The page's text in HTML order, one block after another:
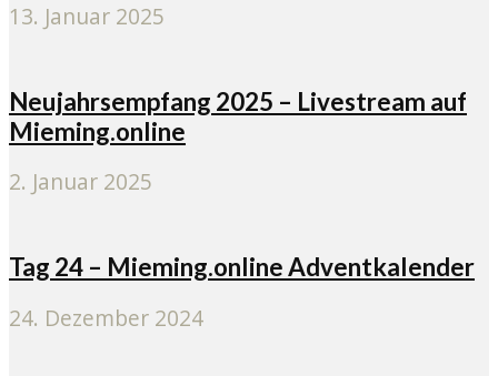
13. Januar 2025
Neujahrsempfang 2025 – Livestream auf
Mieming.online
2. Januar 2025
Tag 24 – Mieming.online Adventkalender
24. Dezember 2024